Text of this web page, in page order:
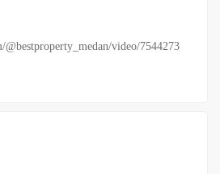
video/7544273